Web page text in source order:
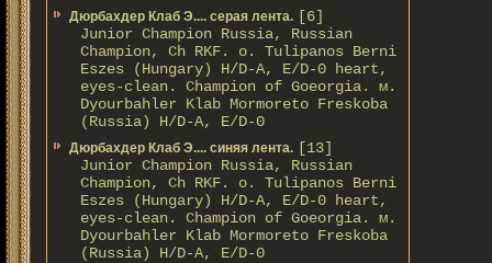
Дюрбахдер Клаб Э.... серая лента. [6]
Junior Champion Russia, Russian
Champion, Ch RKF. о. Tulipanos Berni
Eszes (Hungary) H/D-A, E/D-0 heart,
eyes-clean. Champion of Gоeorgia. м.
Dyourbahler Klab Mormoreto Freskoba
(Russia) H/D-А, E/D-0
Дюрбахдер Клаб Э.... синяя лента. [13]
Junior Champion Russia, Russian
Champion, Ch RKF. о. Tulipanos Berni
Eszes (Hungary) H/D-A, E/D-0 heart,
eyes-clean. Champion of Gоeorgia. м.
Dyourbahler Klab Mormoreto Freskoba
(Russia) H/D-А, E/D-0